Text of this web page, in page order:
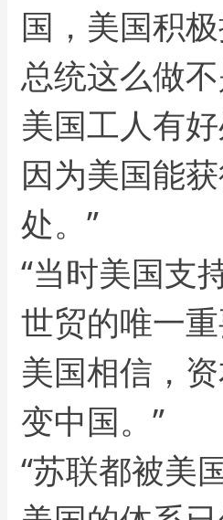
国，美国积
总统这么做
美国工人有
因为美国能
处。”
“当时美国支
世贸的唯一重
美国相信，
变中国。”
“苏联都被美